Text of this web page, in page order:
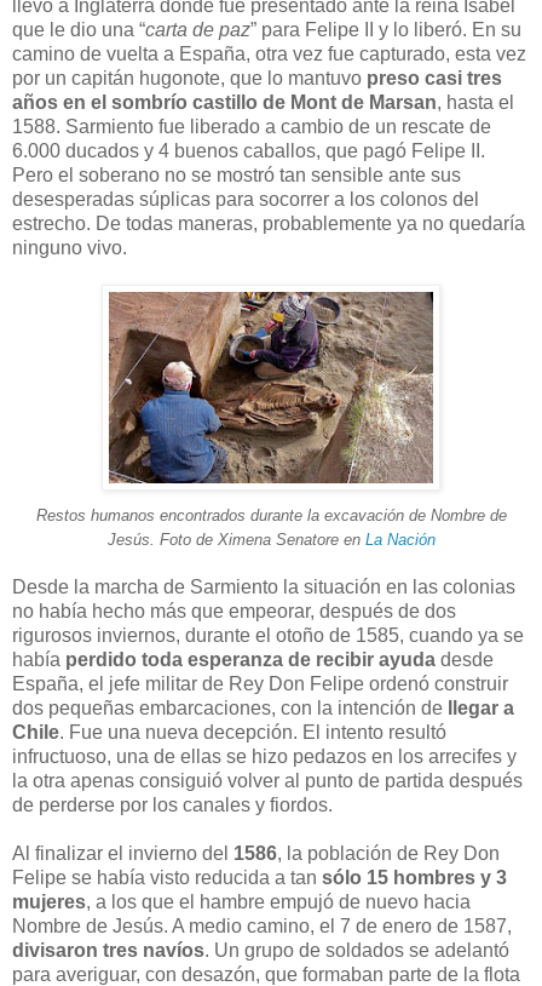
llevó a Inglaterra donde fue presentado ante la reina Isabel
que le dio una “carta de paz” para Felipe II y lo liberó. En su
camino de vuelta a España, otra vez fue capturado, esta vez
por un capitán hugonote, que lo mantuvo preso casi tres
años en el sombrío castillo de Mont de Marsan, hasta el
1588. Sarmiento fue liberado a cambio de un rescate de
6.000 ducados y 4 buenos caballos, que pagó Felipe II.
Pero el soberano no se mostró tan sensible ante sus
desesperadas súplicas para socorrer a los colonos del
estrecho. De todas maneras, probablemente ya no quedaría
ninguno vivo.
Restos humanos encontrados durante la excavación de Nombre de
Jesús. Foto de Ximena Senatore en La Nación
Desde la marcha de Sarmiento la situación en las colonias
no había hecho más que empeorar, después de dos
rigurosos inviernos, durante el otoño de 1585, cuando ya se
había perdido toda esperanza de recibir ayuda desde
España, el jefe militar de Rey Don Felipe ordenó construir
dos pequeñas embarcaciones, con la intención de
llegar a
Chile. Fue una nueva decepción. El intento resultó
infructuoso, una de ellas se hizo pedazos en los arrecifes y
la otra apenas consiguió volver al punto de partida después
de perderse por los canales y fiordos.
Al finalizar el invierno del 1586, la población de Rey Don
Felipe se había visto reducida a tan sólo 15 hombres y 3
mujeres, a los que el hambre empujó de nuevo hacia
Nombre de Jesús. A medio camino, el 7 de enero de 1587,
divisaron tres navíos. Un grupo de soldados se adelantó
para averiguar, con desazón, que formaban parte de la flota